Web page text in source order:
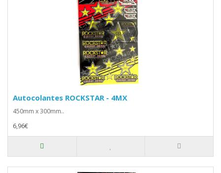
Autocolantes ROCKSTAR - 4MX
450mm x 300mm..
6,96€